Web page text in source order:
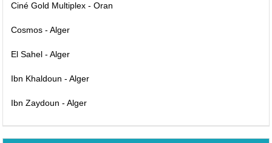
Ciné Gold Multiplex - Oran
Cosmos - Alger
El Sahel - Alger
Ibn Khaldoun - Alger
Ibn Zaydoun - Alger